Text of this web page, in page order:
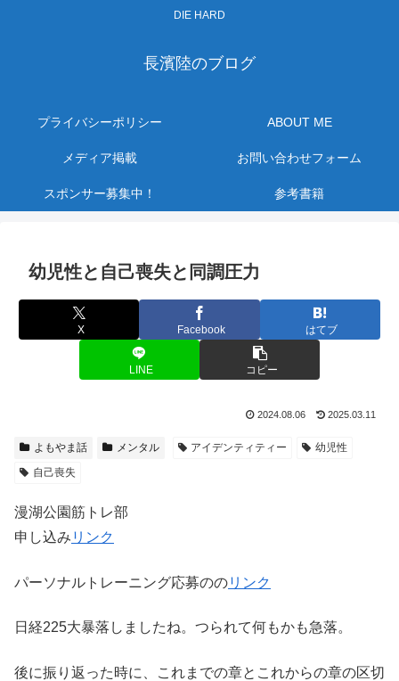
DIE HARD
長濱陸のブログ
プライバシーポリシー ABOUT ME
メディア掲載 お問い合わせフォーム
スポンサー募集中！ 参考書籍
幼児性と自己喪失と同調圧力
X Facebook はてブ
LINE コピー
2024.08.06 2025.03.11
よもやま話 メンタル アイデンティティー
幼児性
自己喪失
漫湖公園筋トレ部
申し込み リンク
パーソナルトレーニング応募ののリンク
日経225大暴落しましたね。つられて何もかも急落。
後に振り返った時に、これまでの章とこれからの章の区切